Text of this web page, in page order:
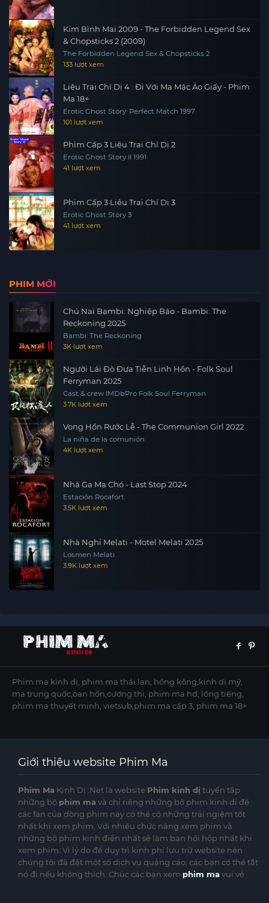
Kim Bình Mai 2009 - The Forbidden Legend Sex
& Chopsticks 2 (2009)
The Forbidden Legend Sex & Chopsticks 2
133 lượt xem
Liêu Trai Chí Dị 4 : Đi Với Ma Mặc Áo Giấy - Phim
Ma 18+
Erotic Ghost Story: Perfect Match 1997
101 lượt xem
Phim Cấp 3 Liêu Trai Chí Dị 2
Erotic Ghost Story II 1991
41 lượt xem
Phim Cấp 3 Liêu Trai Chí Dị 3
Erotic Ghost Story 3
41 lượt xem
PHIM MỚI
Chú Nai Bambi: Nghiệp Báo - Bambi: The
Reckoning 2025
Bambi: The Reckoning
3K lượt xem
Người Lái Đò Đưa Tiễn Linh Hồn - Folk Soul
Ferryman 2025
Cast & crew IMDbPro Folk Soul Ferryman
3.7K lượt xem
Vong Hồn Rước Lễ - The Communion Girl 2022
La niña de la comunión
4K lượt xem
Nhà Ga Ma Chó - Last Stop 2024
Estación Rocafort
3.5K lượt xem
Nhà Nghỉ Melati - Motel Melati 2025
Losmen Melati
3.9K lượt xem
Phim ma kinh dị, phim ma thái lan, hồng kông,kinh dị mỹ,
ma trung quốc,oan hồn,cương thi, phim ma hd, lồng tiếng,
phim ma thuyết minh, vietsub,phim ma cấp 3, phim ma 18+
Giới thiệu website Phim Ma
Phim Ma Kinh Dị .Net là website Phim kinh dị tuyển tập
những bộ phim ma và chỉ riêng những bộ phim kinh dị để
các fan của dòng phim này có thể có những trải ngiệm tốt
nhất khi xem phim. Với nhiều chức năng xem phim và
những bộ phim kinh điển nhất sẽ làm bạn hồi hộp nhất khi
xem phim. Vì lý do để duy trì kinh phí lưu trữ website nên
chúng tôi đã đặt một số dịch vụ quảng cáo, các bạn có thể tắt
nó đi nếu không thích. Chúc các bạn xem phim mavui vẻ